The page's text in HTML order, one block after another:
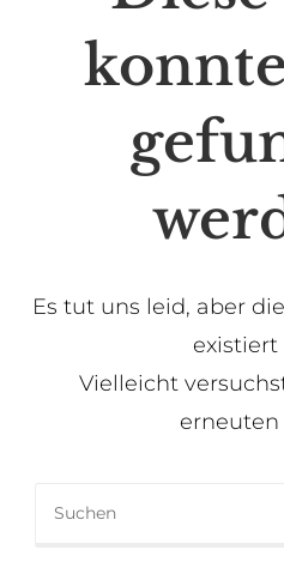
Es tut uns leid, aber
existiert
Vielleicht
erneuten